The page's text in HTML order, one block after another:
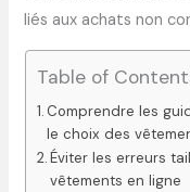
liés aux achats non
Table of
Comprendre les
le choix des
Éviter les erreurs
vêtements en ligne